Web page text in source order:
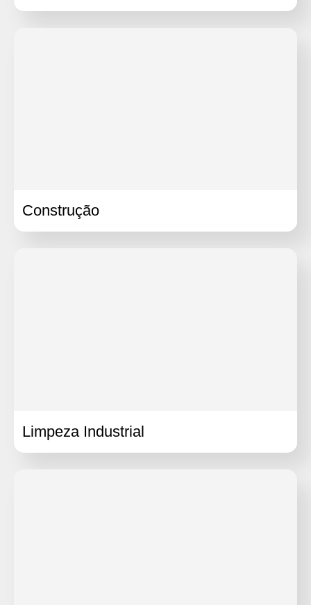
Construção
Limpeza Industrial